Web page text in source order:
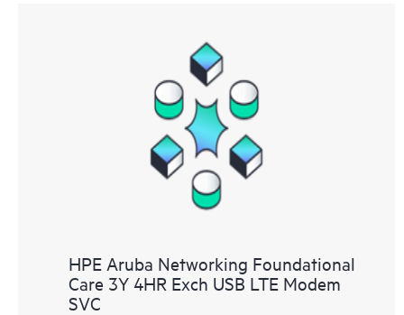
HPE Aruba Networking Foundational
Care 3Y 4HR Exch USB LTE Modem
SVC